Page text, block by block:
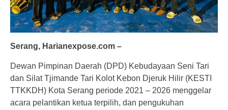
Serang, Harianexpose.com –
Dewan Pimpinan Daerah (DPD) Kebudayaan Seni Tari
dan Silat Tjimande Tari Kolot Kebon Djeruk Hilir (KESTI
TTKKDH) Kota Serang periode 2021 – 2026 menggelar
acara pelantikan ketua terpilih, dan pengukuhan